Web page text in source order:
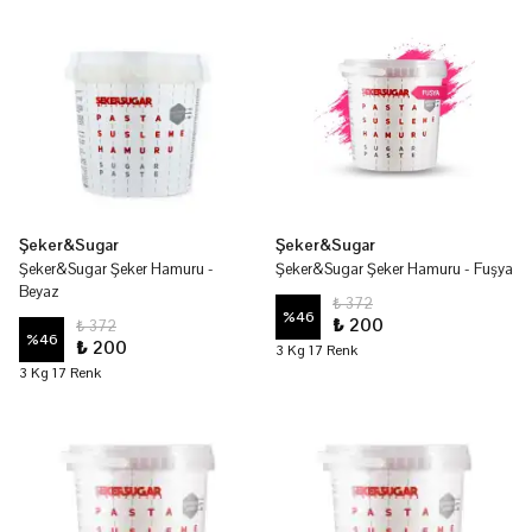
Şeker&Sugar
Şeker&Sugar Şeker Hamuru -
Beyaz
%46
₺ 372
₺ 200
3 Kg 17 Renk
Şeker&Sugar
Şeker&Sugar Şeker Hamuru - Fuşya
%46
₺ 372
₺ 200
3 Kg 17 Renk